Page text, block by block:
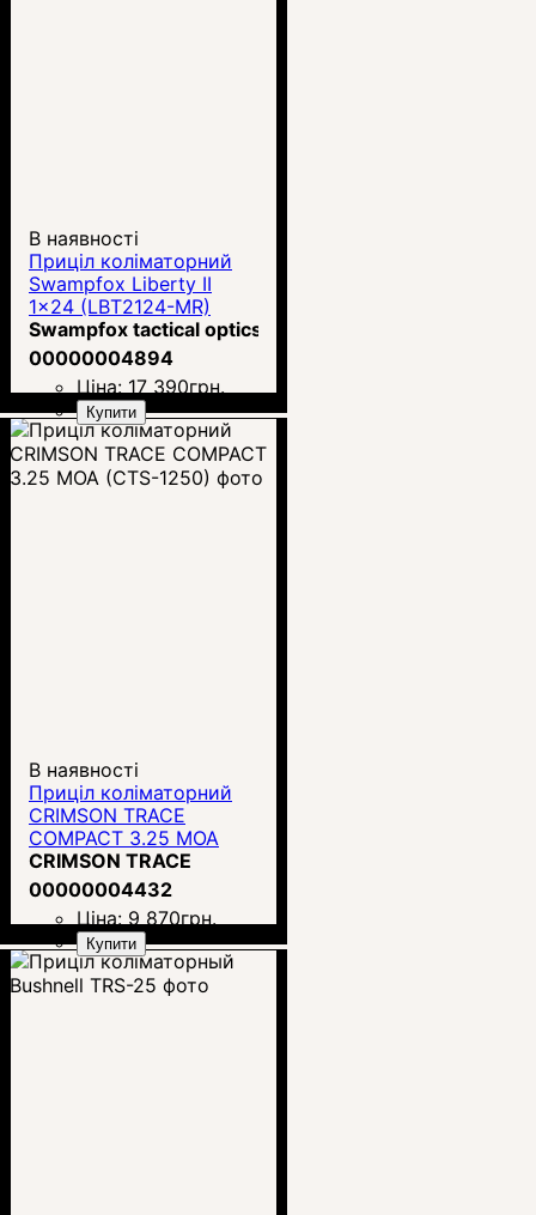
В наявності
Приціл коліматорний
Swampfox Liberty II
1x24 (LBT2124-MR)
Swampfox tactical optics
00000004894
Ціна: 17 390грн.
Купити
В наявності
Приціл коліматорний
CRIMSON TRACE
COMPACT 3.25 MOA
(CTS-1250)
CRIMSON TRACE
00000004432
Ціна: 9 870грн.
Купити